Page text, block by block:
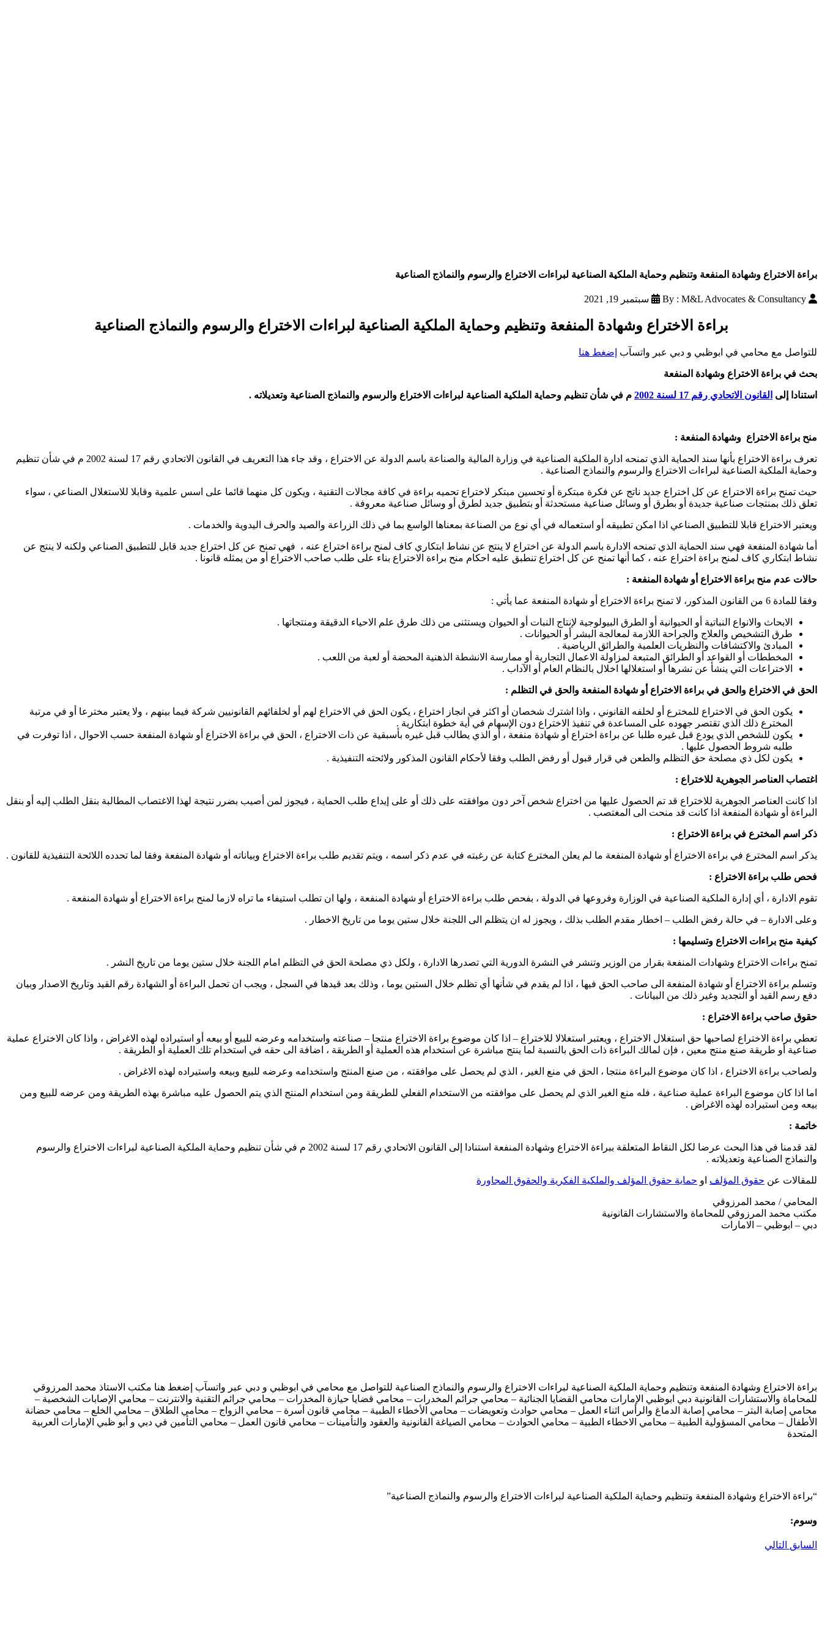
براءة الاختراع وشهادة المنفعة وتنظیم وحمایة الملكیة الصناعیة لبراءات الاختراع والرسوم والنماذج الصناعیة
By : M&L Advocates & Consultancy سبتمبر 19, 2021
براءة الاختراع وشهادة المنفعة وتنظیم وحمایة الملكیة الصناعیة لبراءات الاختراع والرسوم والنماذج الصناعیة
للتواصل مع محامي في ابوظبي و دبي عبر واتسآب إضغط هنا
بحث في براءة الاختراع وشهادة المنفعة
استنادا إلى القانون الاتحادي رقم 17 لسنة 2002 م في شأن تنظیم وحمایة الملكیة الصناعیة لبراءات الاختراع والرسوم والنماذج الصناعیة وتعديلاته .
منح براءة الاختراع وشهادة المنفعة :
تعرف براءة الاختراع بأنها سند الحمایة الذي تمنحه ادارة الملكیة الصناعیة في وزارة المالية والصناعة باسم الدولة عن الاختراع ، وقد جاء هذا التعريف في القانون الاتحادي رقم 17 لسنة 2002 م في شأن تنظیم
وحمایة الملكیة الصناعیة لبراءات الاختراع والرسوم والنماذج الصناعیة .
حيث تمنح براءة الاختراع عن كل اختراع جديد ناتج عن فكرة مبتكرة أو تحسين مبتكر لاختراع تحميه براءة في كافة مجالات التقنية ، ويكون كل منھما قائما على اسس علمیة وقابلا للاستغلال الصناعي ، سواء
تعلق ذلك بمنتجات صناعیة جدیدة أو بطرق أو وسائل صناعیة مستحدثة أو بتطبیق جدید لطرق أو وسائل صناعیة معروفة .
ویعتبر الاختراع قابلا للتطبیق الصناعي اذا امكن تطبيقه أو استعماله في أي نوع من الصناعة بمعناھا الواسع بما في ذلك الزراعة والصید والحرف الیدویة والخدمات .
أما شھادة المنفعة فهي سند الحمایة الذي تمنحه الادارة باسم الدولة عن اختراع لا ینتج عن نشاط ابتكاري كاف لمنح براءة اختراع عنه ، فهي تمنح عن كل اختراع جدید قابل للتطبیق الصناعي ولكنه لا ینتج عن
نشاط ابتكاري كاف لمنح براءة اختراع عنه ، كما أنها تمنح عن كل اختراع تنطبق عليه احكام منح براءة الاختراع بناء على طلب صاحب الاختراع أو من يمثله قانونا .
حالات عدم منح براءة الاختراع أو شھادة المنفعة :
وفقا للمادة 6 من القانون المذكور، لا تمنح براءة الاختراع أو شھادة المنفعة عما يأتي :
الابحاث والانواع النباتیة أو الحيوانية أو الطرق البیولوجیة لإنتاج النبات أو الحيوان ويستثنى من ذلك طرق علم الاحیاء الدقیقة ومنتجاتھا .
طرق التشخيص والعلاج والجراحة اللازمة لمعالجة البشر أو الحيوانات .
المبادئ والاكتشافات والنظریات العلمیة والطرائق الریاضیة .
المخططات أو القواعد أو الطرائق المتبعة لمزاولة الاعمال التجاریة أو ممارسة الانشطة الذھنیة المحضة أو لعبة من اللعب .
الاختراعات التي ینشأ عن نشرھا أو استغلالھا اخلال بالنظام العام أو الآداب .
الحق في الاختراع والحق في براءة الاختراع أو شھادة المنفعة والحق في التظلم :
یكون الحق في الاختراع للمخترع أو لخلفه القانوني ، واذا اشترك شخصان أو اكثر في انجاز اختراع ، یكون الحق في الاختراع لھم أو لخلفائھم القانونیین شركة فیما بینھم ، ولا یعتبر مخترعا أو في مرتبة
المخترع ذلك الذي تقتصر جھوده على المساعدة في تنفیذ الاختراع دون الإسهام في أیة خطوة ابتكارية .
یكون للشخص الذي یودع قبل غیره طلبا عن براءة اختراع أو شھادة منفعة ، أو الذي یطالب قبل غیره بأسبقیة عن ذات الاختراع ، الحق في براءة الاختراع أو شھادة المنفعة حسب الاحوال ، اذا توفرت في
طلبه شروط الحصول علیھا .
یكون لكل ذي مصلحة حق التظلم والطعن في قرار قبول أو رفض الطلب وفقا لأحكام القانون المذكور ولائحته التنفیذیة .
اغتصاب العناصر الجوھریة للاختراع :
اذا كانت العناصر الجوھریة للاختراع قد تم الحصول علیھا من اختراع شخص آخر دون موافقته على ذلك أو على إیداع طلب الحمایة ، فیجوز لمن أصیب بضرر نتیجة لھذا الاغتصاب المطالبة بنقل الطلب إليه أو بنقل
البراءة أو شھادة المنفعة اذا كانت قد منحت الى المغتصب .
ذكر اسم المخترع في براءة الاختراع :
یذكر اسم المخترع في براءة الاختراع أو شھادة المنفعة ما لم یعلن المخترع كتابة عن رغبته في عدم ذكر اسمه ، ویتم تقدیم طلب براءة الاختراع وبیاناته أو شھادة المنفعة وفقا لما تحدده اللائحة التنفیذیة للقانون .
فحص طلب براءة الاختراع :
تقوم الادارة ، أي إدارة الملكیة الصناعیة في الوزارة وفروعھا في الدولة ، بفحص طلب براءة الاختراع أو شھادة المنفعة ، ولھا ان تطلب استیفاء ما تراه لازما لمنح براءة الاختراع أو شھادة المنفعة .
وعلى الادارة – في حالة رفض الطلب – اخطار مقدم الطلب بذلك ، ویجوز له ان یتظلم الى اللجنة خلال ستین یوما من تاریخ الاخطار .
كیفیة منح براءات الاختراع وتسلیمھا :
تمنح براءات الاختراع وشھادات المنفعة بقرار من الوزير وتنشر في النشرة الدوریة التي تصدرھا الادارة ، ولكل ذي مصلحة الحق في التظلم امام اللجنة خلال ستین یوما من تاریخ النشر .
وتسلم براءة الاختراع أو شھادة المنفعة الى صاحب الحق فیھا ، اذا لم یقدم في شأنھا أي تظلم خلال الستين يوما ، وذلك بعد قیدھا في السجل ، ویجب ان تحمل البراءة أو الشھادة رقم القید وتاریخ الاصدار وبیان
دفع رسم القید أو التجدید وغیر ذلك من البیانات .
حقوق صاحب براءة الاختراع :
تعطي براءة الاختراع لصاحبھا حق استغلال الاختراع ، ویعتبر استغلالا للاختراع – اذا كان موضوع براءة الاختراع منتجا – صناعته واستخدامه وعرضه للبیع أو بیعه أو استیراده لھذه الاغراض ، واذا كان الاختراع عملیة
صناعیة أو طریقة صنع منتج معین ، فإن لمالك البراءة ذات الحق بالنسبة لما ینتج مباشرة عن استخدام ھذه العملیة أو الطریقة ، اضافة الى حقه في استخدام تلك العملیة أو الطریقة .
ولصاحب براءة الاختراع ، اذا كان موضوع البراءة منتجا ، الحق في منع الغیر ، الذي لم یحصل على موافقته ، من صنع المنتج واستخدامه وعرضه للبیع وبیعه واستیراده لھذه الاغراض .
اما اذا كان موضوع البراءة عملیة صناعیة ، فله منع الغیر الذي لم یحصل على موافقته من الاستخدام الفعلي للطریقة ومن استخدام المنتج الذي يتم الحصول عليه مباشرة بھذه الطریقة ومن عرضه للبیع ومن
بیعه ومن استیراده لھذه الاغراض .
خاتمة :
لقد قدمنا في هذا البحث عرضا لكل النقاط المتعلقة ببراءة الاختراع وشهادة المنفعة استنادا إلى القانون الاتحادي رقم 17 لسنة 2002 م في شأن تنظیم وحمایة الملكیة الصناعیة لبراءات الاختراع والرسوم
والنماذج الصناعیة وتعديلاته .
للمقالات عن حقوق المؤلف او حماية حقوق المؤلف والملكية الفكرية والحقوق المجاورة
المحامي / محمد المرزوقي
مكتب محمد المرزوقي للمحاماة والاستشارات القانونية
دبي – ابوظبي – الامارات
براءة الاختراع وشهادة المنفعة وتنظیم وحمایة الملكیة الصناعیة لبراءات الاختراع والرسوم والنماذج الصناعیة للتواصل مع محامي في ابوظبي و دبي عبر واتسآب إضغط هنا مكتب الاستاذ محمد المرزوقي
للمحاماة والاستشارات القانونية دبي ابوظبي الإمارات محامي القضايا الجنائية – محامي جرائم المخدرات – محامي قضايا حيازة المخدرات – محامي جرائم التقنية والانترنت – محامي الإصابات الشخصية –
محامي إصابة البتر – محامي إصابة الدماغ والرأس اثناء العمل – محامي حوادث وتعويضات – محامي الأخطاء الطبية – محامي قانون أسرة – محامي الزواج – محامي الطلاق – محامي الخلع – محامي حضانة
الأطفال – محامي المسؤولية الطبية – محامي الاخطاء الطبية – محامي الحوادث – محامي الصياغة القانونية والعقود والتأمينات – محامي قانون العمل – محامي التأمين في دبي و أبو ظبي الإمارات العربية
المتحدة
“براءة الاختراع وشهادة المنفعة وتنظیم وحمایة الملكیة الصناعیة لبراءات الاختراع والرسوم والنماذج الصناعیة”
وسوم:
السابق التالي